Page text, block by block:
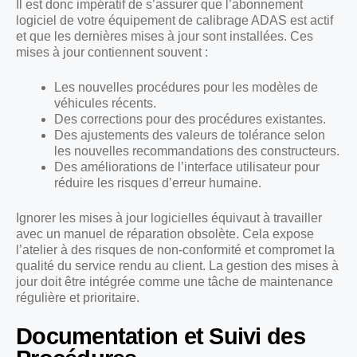
Il est donc impératif de s’assurer que l’abonnement
logiciel de votre équipement de calibrage ADAS est actif
et que les dernières mises à jour sont installées. Ces
mises à jour contiennent souvent :
Les nouvelles procédures pour les modèles de
véhicules récents.
Des corrections pour des procédures existantes.
Des ajustements des valeurs de tolérance selon
les nouvelles recommandations des constructeurs.
Des améliorations de l’interface utilisateur pour
réduire les risques d’erreur humaine.
Ignorer les mises à jour logicielles équivaut à travailler
avec un manuel de réparation obsolète. Cela expose
l’atelier à des risques de non-conformité et compromet la
qualité du service rendu au client. La gestion des mises à
jour doit être intégrée comme une tâche de maintenance
régulière et prioritaire.
Documentation et Suivi des